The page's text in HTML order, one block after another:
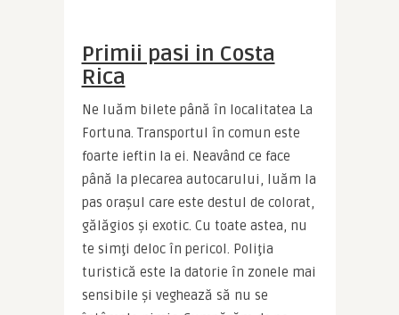
Primii pasi in Costa
Rica
Ne luăm bilete până în localitatea La
Fortuna. Transportul în comun este
foarte ieftin la ei. Neavând ce face
până la plecarea autocarului, luăm la
pas oraşul care este destul de colorat,
gălăgios şi exotic. Cu toate astea, nu
te simţi deloc în pericol. Poliţia
turistică este la datorie în zonele mai
sensibile şi veghează să nu se